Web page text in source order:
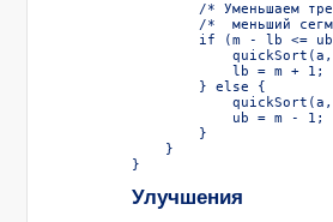
/* Уменьшаем
/*  меньший
if (m - lb <=
            lb = m + 1;
        } else {
            ub = m - 1;
        }
    }
Улучшения